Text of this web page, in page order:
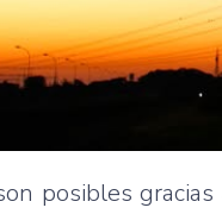
posibles